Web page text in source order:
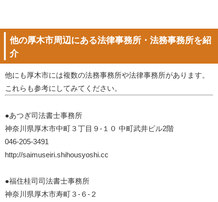
他の厚木市周辺にある法律事務所・法務事務所を紹
介
他にも厚木市には複数の法務事務所や法律事務所があります。
これらも参考にしてみてください。
●あつぎ司法書士事務所
神奈川県厚木市中町３丁目９-１０ 中町武井ビル2階
046-205-3491
http://saimuseiri.shihousyoshi.cc
●福住桂司司法書士事務所
神奈川県厚木市寿町３-６-２